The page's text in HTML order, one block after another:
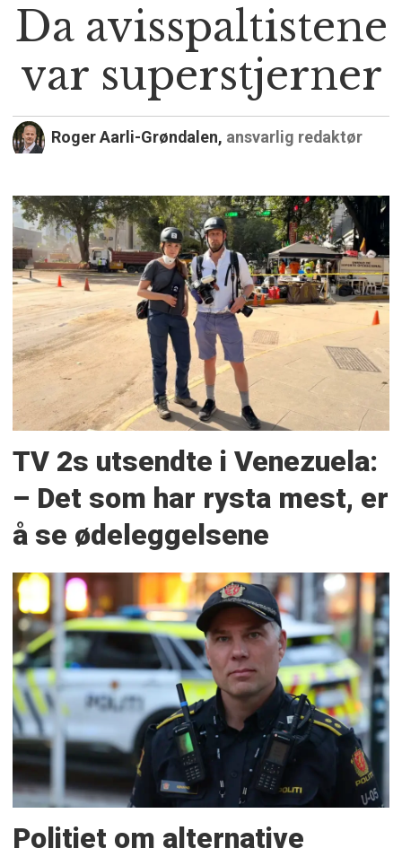
Da avisspaltistene
var superstjerner
Roger Aarli-Grøndalen, ansvarlig redaktør
TV 2s utsendte i Venezuela:
– Det som har rysta mest, er
å se ødeleggelsene
Politiet om alternative